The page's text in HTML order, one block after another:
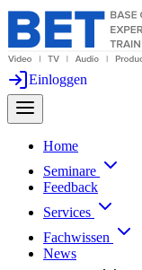
Einloggen
Home
Seminare
Feedback
Services
Fachwissen
News